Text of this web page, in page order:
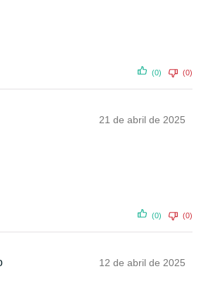
(0) (0)
21 de abril de 2025
(0) (0)
12 de abril de 2025